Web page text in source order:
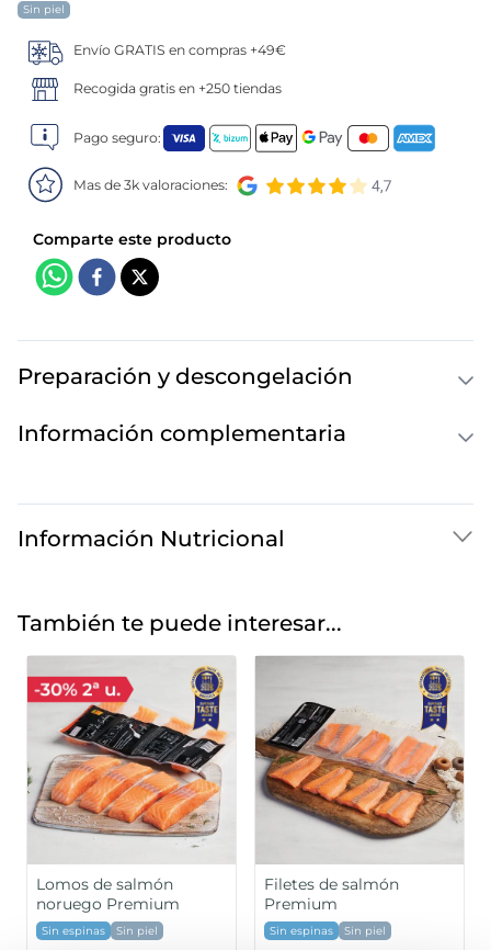
Sin piel
Envío GRATIS en compras +49€
Recogida gratis en +250 tiendas
Pago seguro:
Mas de 3k valoraciones:
Preparación y descongelación
Información complementaria
Información Nutricional
También te puede interesar...
Lomos de salmón
noruego Premium
Sin espinas Sin piel
Filetes de salmón
Premium
Sin espinas Sin piel
9. listísimos
10. pollo